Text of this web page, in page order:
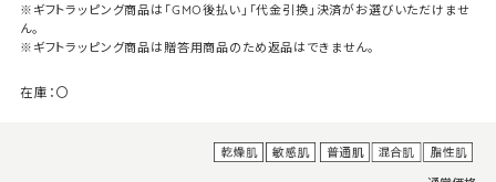
※ギフトラッピング商品は「GMO後払い」「代金引換」決済がお選びいただけませ
ん。
※ギフトラッピング商品は贈答用商品のため返品はできません。
在庫： 〇